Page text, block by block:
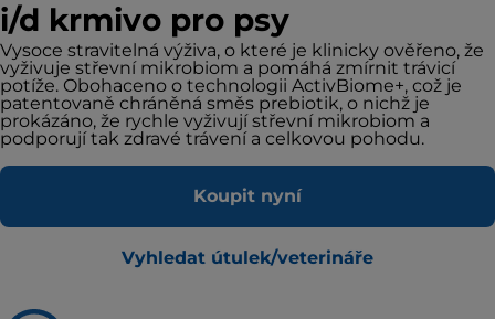
i/d krmivo pro psy
Vysoce stravitelná výživa, o které je klinicky ověřeno, že
vyživuje střevní mikrobiom a pomáhá zmírnit trávicí
potíže. Obohaceno o technologii ActivBiome+, což je
patentovaně chráněná směs prebiotik, o nichž je
prokázáno, že rychle vyživují střevní mikrobiom a
podporují tak zdravé trávení a celkovou pohodu.
Koupit nyní
Vyhledat útulek/veterináře